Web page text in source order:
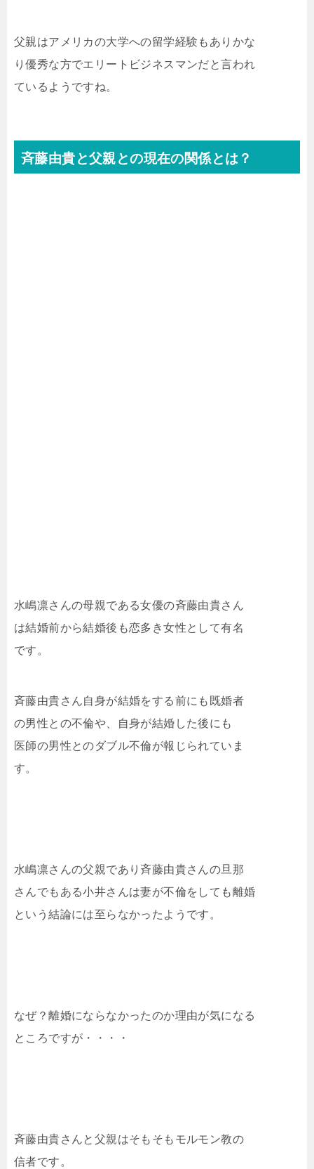
父親はアメリカの大学への留学経験もありかな
り優秀な方でエリートビジネスマンだと言われ
ているようですね。
斉藤由貴と父親との現在の関係とは？
水嶋凛さんの母親である女優の斉藤由貴さん
は結婚前から結婚後も恋多き女性として有名
です。
斉藤由貴さん自身が結婚をする前にも既婚者
の男性との不倫や、自身が結婚した後にも
医師の男性とのダブル不倫が報じられていま
す。
水嶋凛さんの父親であり斉藤由貴さんの旦那
さんでもある小井さんは妻が不倫をしても離婚
という結論には至らなかったようです。
なぜ？離婚にならなかったのか理由が気になる
ところですが・・・・
斉藤由貴さんと父親はそもそもモルモン教の
信者です。